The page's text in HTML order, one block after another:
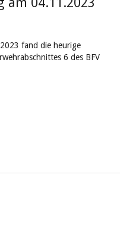
fand die heurige
6 des BFV